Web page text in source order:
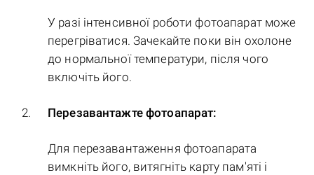
У разі інтенсивної роботи фотоапарат може
перегріватися. Зачекайте поки він охолоне
до нормальної температури, після чого
включіть його.
Перезавантажте фотоапарат:
Для перезавантаження фотоапарата
вимкніть його, витягніть карту пам'яті і